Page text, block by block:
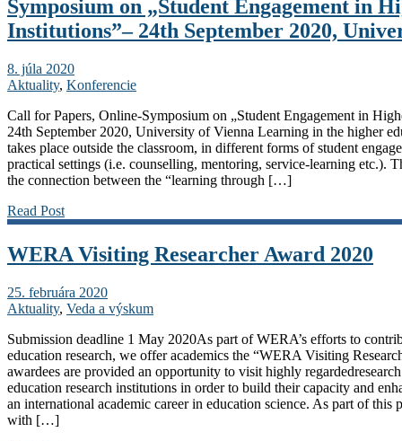
Symposium on „Student Engagement in
Institutions”– 24th September 2020,
8. júla 2020
Aktuality, Konferencie
Call for Papers, Online-Symposium on „Student Engagement in
24th September 2020, University of Vienna Learning in the higher
takes place outside the classroom, in different forms of student
practical settings (i.e. counselling, mentoring, service-learning etc.).
the connection between the “learning through […]
Read Post
WERA Visiting Researcher Award 2020
25. februára 2020
Aktuality, Veda a výskum
Submission deadline 1 May 2020As part of WERA’s efforts to
education research, we offer academics the “WERA Visiting
awardees are provided an opportunity to visit highly
education research institutions in order to build their capacity and
an international academic career in education science. As part of this
with […]